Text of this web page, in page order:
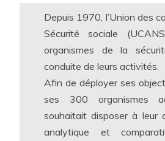
à l’aune de ses apports
terme ainsi que pour les
s’inscrit dans une logique
démarches visées par notre
value forte au lieu de travail créé. Ainsi, nous proposons à
nos clients des approches sur-
opérationnelles :conception
bas carbone,efficacité
Depuis 1970, l’Union des
Sécurité sociale
organismes de la
conduite de leurs activités.
Afin de déployer ses
ses 300 organismes
souhaitait disposer à leur
analytique et